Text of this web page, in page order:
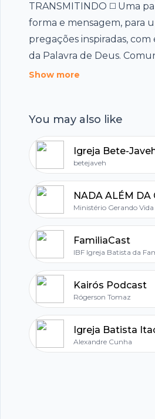
TRANSMITINDO ◻️ Uma
forma e mensagem, para
pregações inspiradas,
da Palavra de Deus.
principal e ao máximo, a
◽️Podcasts online in the
Preaching on the
into subtitles in your
rating for the entire label
Show more
You may also like
Igreja Bete-
betejaveh
Ministério Gerando Vida
FamiliaCast
IBF Igreja Batista da
Kairós Podcast
Rógerson Tomaz
Alexandre Cunha